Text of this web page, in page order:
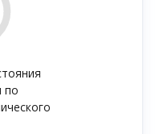
по